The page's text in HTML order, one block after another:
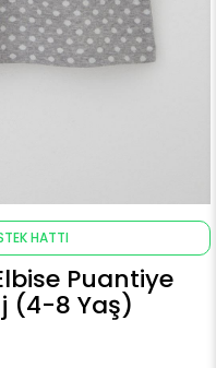
HATTI
Puantiye
(4-8 Yaş)